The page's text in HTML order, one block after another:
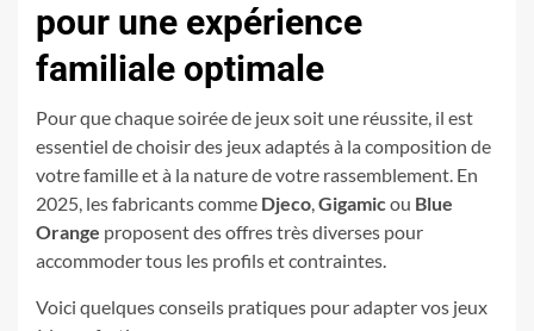
pour une expérience
familiale optimale
Pour que chaque soirée de jeux soit une réussite, il est
essentiel de choisir des jeux adaptés à la composition de
votre famille et à la nature de votre rassemblement. En
2025, les fabricants comme Djeco,Gigamicou Blue
Orange proposent des offres très diverses pour
accommoder tous les profils et contraintes.
Voici quelques conseils pratiques pour adapter vos jeux